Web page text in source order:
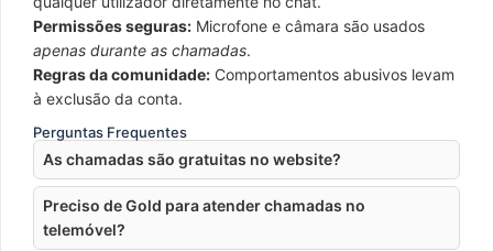
Permissões seguras: Microfone e câmara são usados
apenas durante as chamadas.
Regras da comunidade: Comportamentos abusivos levam
à exclusão da conta.
Perguntas Frequentes
As chamadas são gratuitas no website?
Preciso de Gold para atender chamadas no
telemóvel?